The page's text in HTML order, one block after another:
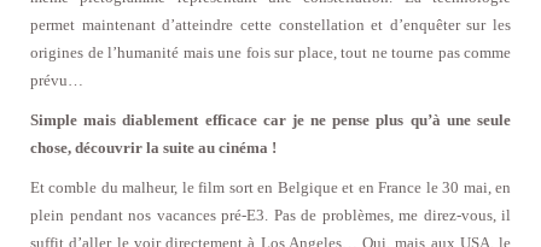
permet maintenant d’atteindre cette constellation et d’enquêter sur les
origines de l’humanité mais une fois sur place, tout ne tourne pas comme
prévu…
Simple mais diablement efficace car je ne pense plus qu’à une seule
chose, découvrir la suite au cinéma !
Et comble du malheur, le film sort en Belgique et en France le 30 mai, en
plein pendant nos vacances pré-E3. Pas de problèmes, me direz-vous, il
suffit d’aller le voir directement à Los Angeles… Oui, mais aux USA, le